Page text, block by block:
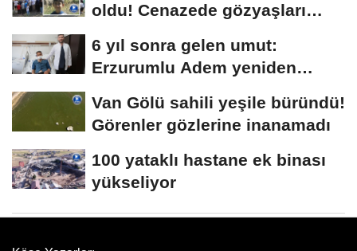
oldu! Cenazede gözyaşları
6 yıl sonra gelen umut:
Erzurumlu Adem yeniden
Van Gölü sahili yeşile büründü!
Görenler gözlerine inanamadı
100 yataklı hastane ek binası
yükseliyor